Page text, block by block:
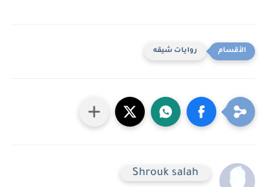
روايات شيقه
Shrouk salah